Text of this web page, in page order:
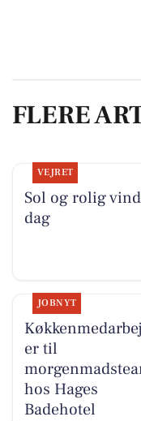
FLERE
VEJRET
Sol og rolig
dag
JOBNYT
er til
hos Hages
Badehotel